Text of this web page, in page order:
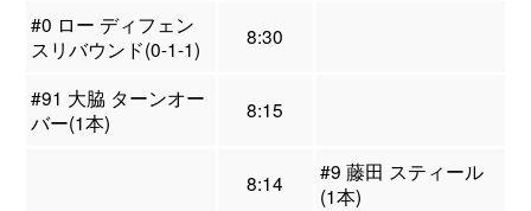
#0 ロー ディフェン
スリバウンド(0-1-1)
8:30
#91 大脇 ターンオー
バー(1本)
8:15
8:14
#9 藤田 スティール
(1本)